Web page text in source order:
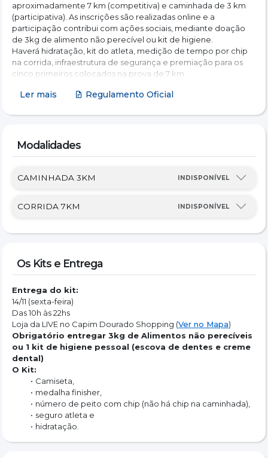
aproximadamente 7 km (competitiva) e caminhada de 3 km
(participativa). As inscrições são realizadas online e a
participação contribui com ações sociais, mediante doação
de 3kg de alimento não perecível ou kit de higiene.
Haverá hidratação, kit do atleta, medição de tempo por chip
na corrida, infraestrutura de segurança e premiação para os
cinco primeiros colocados na prova de 7 km.
Ler mais Regulamento Oficial
Modalidades
CAMINHADA 3KM INDISPONÍVEL
CORRIDA 7KM INDISPONÍVEL
Os Kits e Entrega
Entrega do kit:
14/11 (sexta-feira)
Das 10h às 22hs
Loja da LIVE no Capim Dourado Shopping (Ver no Mapa)
Obrigatório entregar 3kg de Alimentos não perecíveis
ou 1 kit de higiene pessoal (escova de dentes e creme
dental)
O Kit:
Camiseta,
medalha finisher,
número de peito com chip (não há chip na caminhada),
seguro atleta e
hidratação.